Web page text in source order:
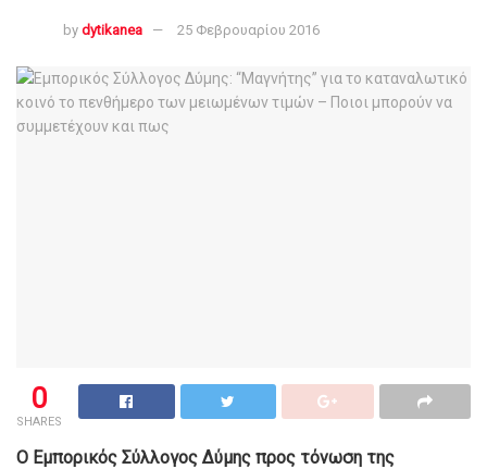
by dytikanea 25 Φεβρουαρίου 2016
0
SHARES
Ο Εμπορικός Σύλλογος Δύμης προς τόνωση της